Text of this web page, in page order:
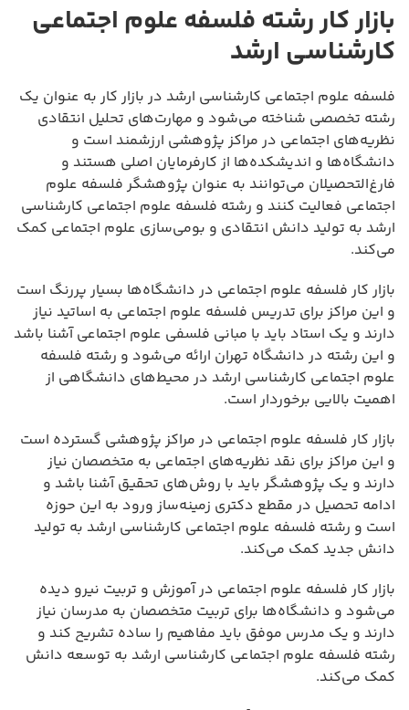
بازار کار رشته فلسفه علوم اجتماعی
کارشناسی ارشد
فلسفه علوم اجتماعی کارشناسی ارشد در بازار کار به عنوان یک
رشته تخصصی شناخته می‌شود و مهارت‌های تحلیل انتقادی
نظریه‌های اجتماعی در مراکز پژوهشی ارزشمند است و
دانشگاه‌ها و اندیشکده‌ها از کارفرمایان اصلی هستند و
فارغ‌التحصیلان می‌توانند به عنوان پژوهشگر فلسفه علوم
اجتماعی فعالیت کنند و رشته فلسفه علوم اجتماعی کارشناسی
ارشد به تولید دانش انتقادی و بومی‌سازی علوم اجتماعی کمک
می‌کند.
بازار کار فلسفه علوم اجتماعی در دانشگاه‌ها بسیار پررنگ است
و این مراکز برای تدریس فلسفه علوم اجتماعی به اساتید نیاز
دارند و یک استاد باید با مبانی فلسفی علوم اجتماعی آشنا باشد
و این رشته در دانشگاه تهران ارائه می‌شود و رشته فلسفه
علوم اجتماعی کارشناسی ارشد در محیط‌های دانشگاهی از
اهمیت بالایی برخوردار است.
بازار کار فلسفه علوم اجتماعی در مراکز پژوهشی گسترده است
و این مراکز برای نقد نظریه‌های اجتماعی به متخصصان نیاز
دارند و یک پژوهشگر باید با روش‌های تحقیق آشنا باشد و
ادامه تحصیل در مقطع دکتری زمینه‌ساز ورود به این حوزه
است و رشته فلسفه علوم اجتماعی کارشناسی ارشد به تولید
دانش جدید کمک می‌کند.
بازار کار فلسفه علوم اجتماعی در آموزش و تربیت نیرو دیده
می‌شود و دانشگاه‌ها برای تربیت متخصصان به مدرسان نیاز
دارند و یک مدرس موفق باید مفاهیم را ساده تشریح کند و
رشته فلسفه علوم اجتماعی کارشناسی ارشد به توسعه دانش
کمک می‌کند.